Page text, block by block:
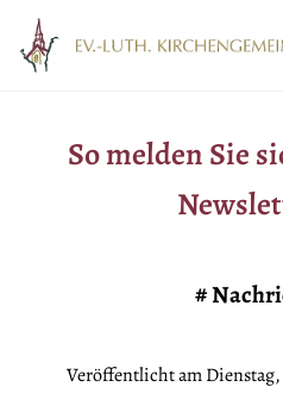
So melden Sie
#
Veröffentlicht am Dienstag,